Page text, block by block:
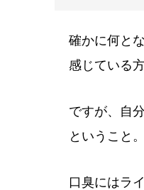
確かに何と
感じている
ですが、自
ということ。
口臭にはラ